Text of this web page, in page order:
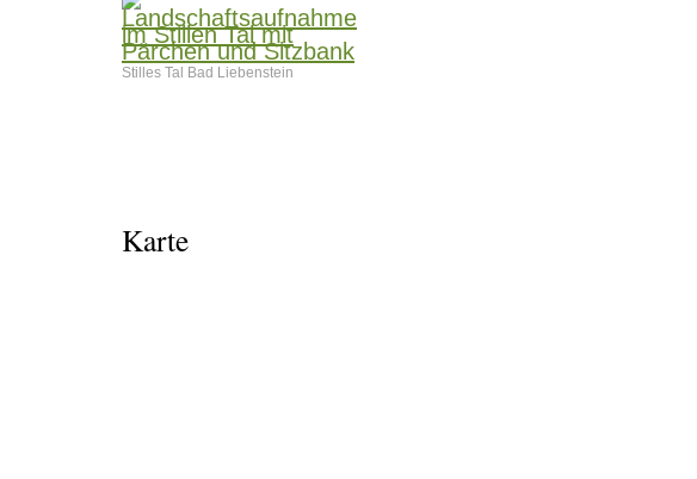
Stilles Tal Bad Liebenstein
Karte